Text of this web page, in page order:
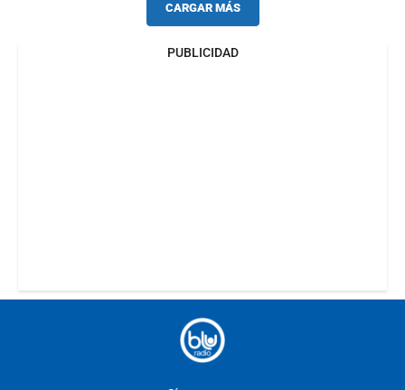
CARGAR MÁS
PUBLICIDAD